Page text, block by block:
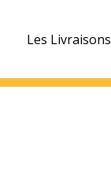
Les Livraisons